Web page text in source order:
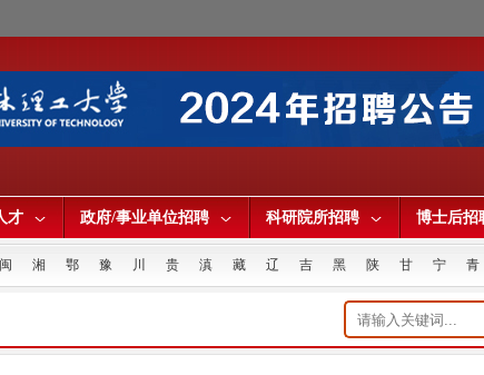
才 政府/事业单位招聘 科研院所招聘 博士后招
闽 湘 鄂 豫 川 贵 滇 藏 辽 吉 黑 陕 甘 宁 青